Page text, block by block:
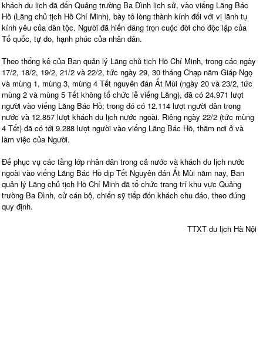
khách du lịch đã đến Quảng trường Ba Đình lịch sử, vào viếng Lăng Bác
Hồ (Lăng chủ tịch Hồ Chí Minh), bày tỏ lòng thành kính đối với vị lãnh tụ
kính yêu của dân tộc. Người đã hiến dâng trọn cuộc đời cho độc lập của
Tổ quốc, tự do, hạnh phúc của nhân dân.
Theo thống kê của Ban quản lý Lăng chủ tịch Hồ Chí Minh, trong các ngày
17/2, 18/2, 19/2, 21/2 và 22/2, tức ngày 29, 30 tháng Chạp năm Giáp Ngọ
và mùng 1, mùng 3, mùng 4 Tết nguyên đán Ất Mùi (ngày 20 và 23/2, tức
mùng 2 và mùng 5 Tết không tổ chức lễ viếng Lăng), đã có 24.971 lượt
người vào viếng Lăng Bác Hồ; trong đó có 12.114 lượt người dân trong
nước và 12.857 lượt khách du lịch nước ngoài. Riêng ngày 22/2 (tức mùng
4 Tết) đã có tới 9.288 lượt người vào viếng Lăng Bác Hồ, thăm nơi ở và
làm việc của Người.
Để phục vụ các tầng lớp nhân dân trong cả nước và khách du lịch nước
ngoài vào viếng Lăng Bác Hồ dịp Tết Nguyên đán Ất Mùi năm nay, Ban
quản lý Lăng chủ tịch Hồ Chí Minh đã tổ chức trang trí khu vực Quảng
trường Ba Đình, cử cán bộ, chiến sỹ tiếp đón khách chu đáo, theo đúng
quy định.
TTXT du lịch Hà Nội